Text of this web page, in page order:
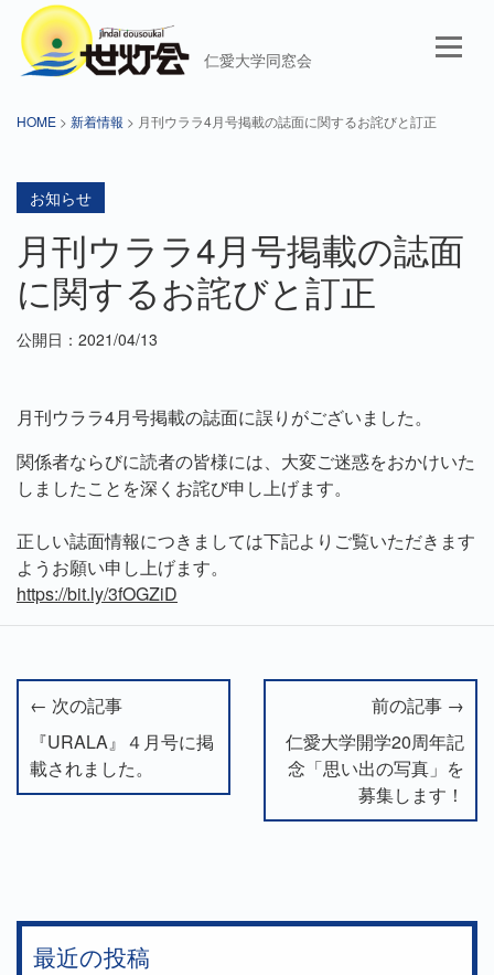
仁愛大学同窓会
HOME > 新着情報 > 月刊ウララ4月号掲載の誌面に関するお詫びと訂正
お知らせ
月刊ウララ4月号掲載の誌面
に関するお詫びと訂正
公開日：2021/04/13
月刊ウララ4月号掲載の誌面に誤りがございました。
関係者ならびに読者の皆様には、大変ご迷惑をおかけいた
しましたことを深くお詫び申し上げます。
正しい誌面情報につきましては下記よりご覧いただきます
ようお願い申し上げます。
https://bit.ly/3fOGZiD
← 次の記事
『URALA』４月号に掲
載されました。
前の記事 →
仁愛大学開学20周年記
念「思い出の写真」を
募集します！
最近の投稿